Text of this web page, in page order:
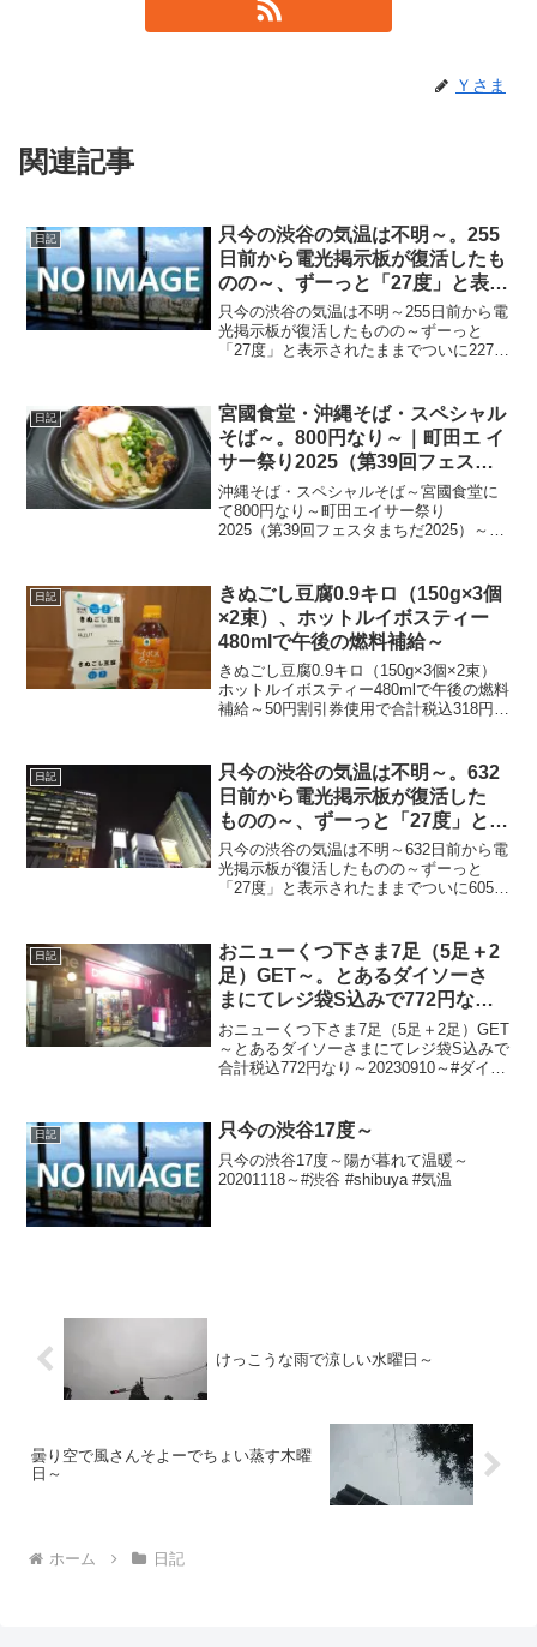
Ｙさま
関連記事
日記
只今の渋谷の気温は不明～。255
日前から電光掲示板が復活したも
のの～、ずーっと「27度」と表示
されたままで、ついに227日前か
ら電源オフ状態に～
只今の渋谷の気温は不明～255日前から電
光掲示板が復活したものの～ずーっと
「27度」と表示されたままでついに227日
#shibuya #気温
日記
宮國食堂・沖縄そば・スペシャル
そば～。800円なり～｜町田エ イ
サー祭り2025（第39回フェスタ
まちだ2025）～
沖縄そば・スペシャルそば～宮國食堂に
て800円なり～町田エイサー祭り
2025（第39回フェスタまちだ2025）～
#フェスタまちだ #町田 #町田市...
日記
きぬごし豆腐0.9キロ（150g×3個
×2束）、ホットルイボスティー
480mlで午後の燃料補給～
きぬごし豆腐0.9キロ（150g×3個×2束）
ホットルイボスティー480mlで午後の燃料
補給～50円割引券使用で合計税込318円な
ー
日記
只今の渋谷の気温は不明～。632
日前から電光掲示板が復活した
ものの～、ずーっと「27度」と表
示されたままで、ついに605日前
か ら電源オフ状態に～
只今の渋谷の気温は不明～632日前から電
光掲示板が復活したものの～ずーっと
「27度」と表示されたままでついに605日
#shibuya #気温
日記
おニューくつ下さま7足（5足＋2
足）GET～。とあるダイソーさ
まにてレジ袋S込みで772円なり
～
おニューくつ下さま7足（5足＋2足）GET
～とあるダイソーさまにてレジ袋S込みで
合計税込772円なり～20230910～#ダイソ
日記 只今の渋谷17度～
只今の渋谷17度～陽が暮れて温暖～
20201118～#渋谷 #shibuya #気温
けっこうな雨で涼しい水曜日～
曇り空で風さんそよーでちょい蒸す木曜
日～
ホーム 日記